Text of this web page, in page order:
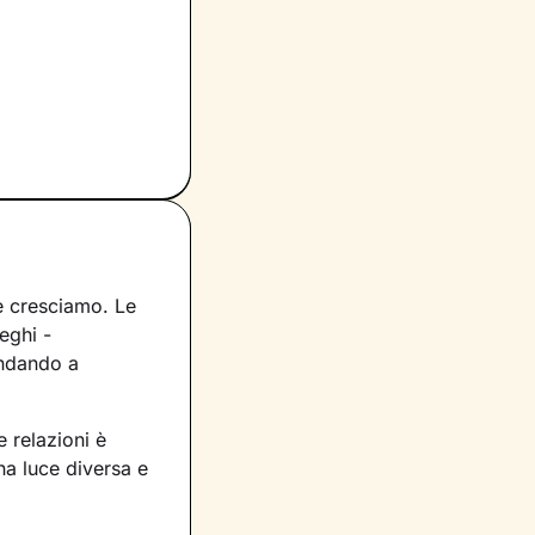
cresciamo. Le
-
a
relazioni è
luce diversa e